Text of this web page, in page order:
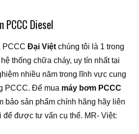
PCCC Diesel
PCCC Đại Việt chúng tôi là 1 trong
thống chữa cháy, uy tín nhất tại
nhiều năm trong lĩnh vực cung
PCCC. Để mua máy bơm PCCC
bảo sản phẩm chính hãng hãy liên
để được tư vấn cụ thể. MR- Việt: